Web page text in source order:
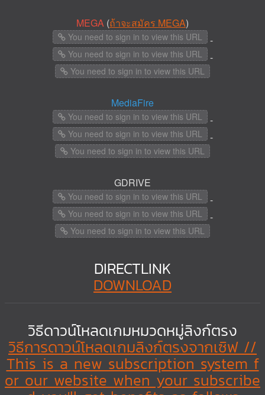
MEGA (ถ้าจะสมัคร MEGA)
You need to sign in to view this URL -
You need to sign in to view this URL -
You need to sign in to view this URL
MediaFire
You need to sign in to view this URL -
You need to sign in to view this URL -
You need to sign in to view this URL
GDRIVE
You need to sign in to view this URL -
You need to sign in to view this URL -
You need to sign in to view this URL
DIRECTLINK
DOWNLOAD
วิธีดาวน์โหลดเกมหมวดหมู่ลิงก์ตรง
วิธีการดาวน์โหลดเกมลิงก์ตรงจากเซิฟ //
This is a new subscription system f
or our website when your subscribe